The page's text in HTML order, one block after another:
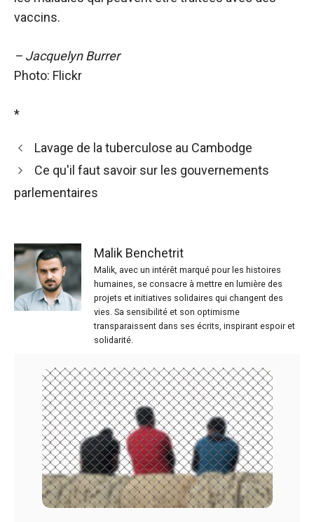
vaccins.
– Jacquelyn Burrer
Photo: Flickr
*
Lavage de la tuberculose au Cambodge
Ce qu'il faut savoir sur les gouvernements
parlementaires
Malik Benchetrit
Malik, avec un intérêt marqué pour les histoires
humaines, se consacre à mettre en lumière des
projets et initiatives solidaires qui changent des
vies. Sa sensibilité et son optimisme
transparaissent dans ses écrits, inspirant espoir et
solidarité.